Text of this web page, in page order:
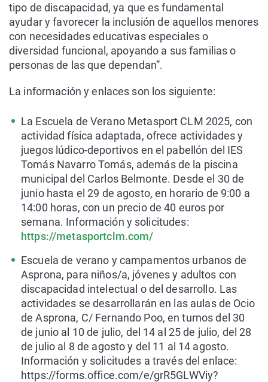
tipo de discapacidad, ya que es fundamental
ayudar y favorecer la inclusión de aquellos menores
con necesidades educativas especiales o
diversidad funcional, apoyando a sus familias o
personas de las que dependan”.
La información y enlaces son los siguiente:
La Escuela de Verano Metasport CLM 2025, con
actividad física adaptada, ofrece actividades y
juegos lúdico-deportivos en el pabellón del IES
Tomás Navarro Tomás, además de la piscina
municipal del Carlos Belmonte. Desde el 30 de
junio hasta el 29 de agosto, en horario de 9:00 a
14:00 horas, con un precio de 40 euros por
semana. Información y solicitudes:
https://metasportclm.com/
Escuela de verano y campamentos urbanos de
Asprona, para niños/a, jóvenes y adultos con
discapacidad intelectual o del desarrollo. Las
actividades se desarrollarán en las aulas de Ocio
de Asprona, C/ Fernando Poo, en turnos del 30
de junio al 10 de julio, del 14 al 25 de julio, del 28
de julio al 8 de agosto y del 11 al 14 agosto.
Información y solicitudes a través del enlace:
https://forms.office.com/e/grR5GLWViy?